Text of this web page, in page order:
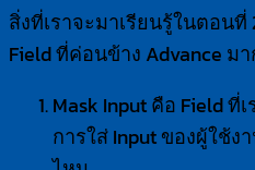
สิ่งที่เราจะมาเรียนรู้ในตอนที่
Field ที่ค่อนข้าง Advance ม
Mask Input คือ Field
การใส่ Input ของผู้ใช้